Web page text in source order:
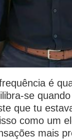
é
se
que tu
como um
mais